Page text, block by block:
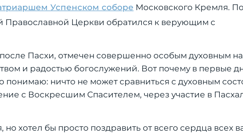
Успенском соборе Московского Кремля. По
Православной Церкви обратился к верующим с
Пасхи, отмечен совершенно особым духовным
и радостью богослужений. Вот почему в первые
ничто не может сравниться с духовным
с Воскресшим Спасителем, через участие в
хотел бы просто поздравить от всего сердца всех